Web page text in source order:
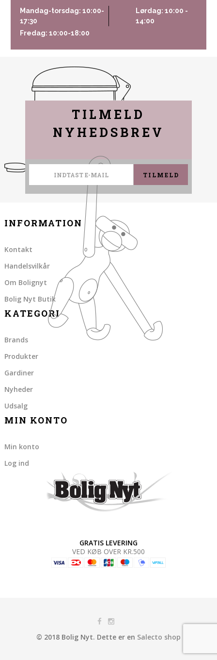
Mandag-torsdag: 10:00-
17:30
Fredag: 10:00-18:00
Lørdag: 10:00 -
14:00
TILMELD
NYHEDSBREV
TILMELD
INFORMATION
Kontakt
Handelsvilkår
Om Bolignyt
Bolig Nyt Butik
KATEGORI
Brands
Produkter
Gardiner
Nyheder
Udsalg
MIN KONTO
Min konto
Log ind
GRATIS LEVERING
VED KØB OVER KR.500
© 2018 Bolig Nyt. Dette er en Salecto shop